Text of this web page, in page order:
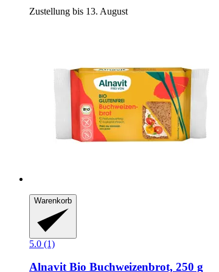
Zustellung bis 13. August
Warenkorb
5.0 (1)
AlnavitBio Buchweizenbrot, 250 g